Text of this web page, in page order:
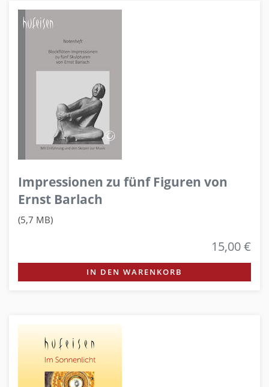
Impressionen zu fünf Figuren von
Ernst Barlach
(5,7 MB)
15,00 €
IN DEN WARENKORB